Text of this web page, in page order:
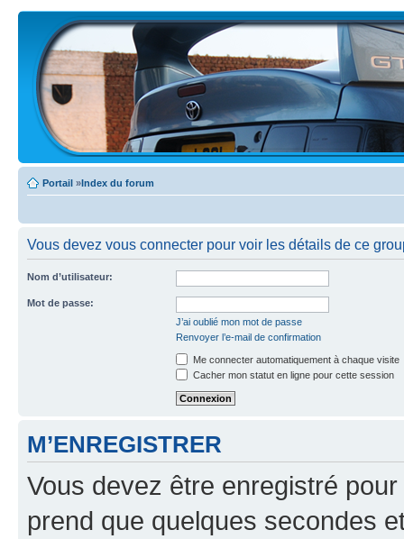
Portail »Index du forum
Vous devez vous connecter pour voir les détails de ce
Nom d’utilisateur:
Mot de passe:
J’ai oublié mon mot de passe
Renvoyer l’e-mail de confirmation
Me connecter automatiquement à chaque visite
Cacher mon statut en ligne pour cette session
M’ENREGISTRER
Vous devez être enregistré
prend que quelques secondes